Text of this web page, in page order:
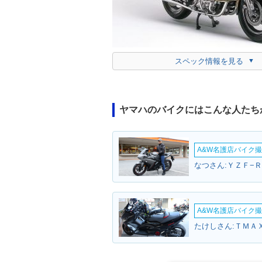
スペック情報を見る
ヤマハのバイクにはこんな人た
A&W名護店バイク
なつさん:ＹＺＦ−
A&W名護店バイク
たけしさん:ＴＭＡ